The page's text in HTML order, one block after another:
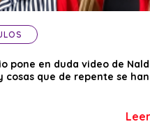
pone en duda video de
cosas que de repente se han